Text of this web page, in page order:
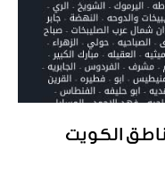
الكويت